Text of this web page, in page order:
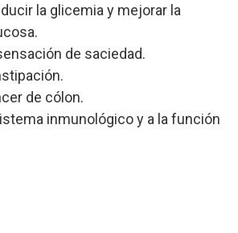
la glicemia y mejorar la
de saciedad.
de cólon.
inmunológico y a la función